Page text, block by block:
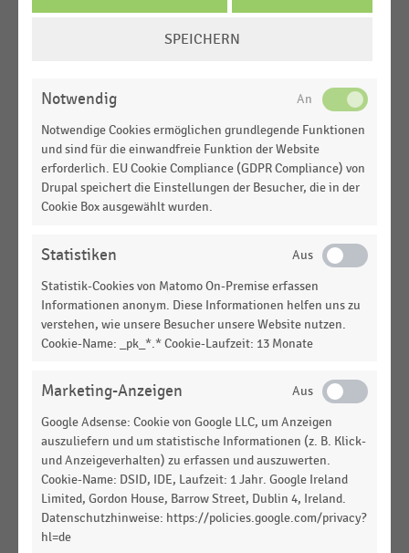
DEUTSCHSPRACHIGER EINZELHANDEL|STATISTIK
Wichtigste Auswahlkriterien bei Kassensoftware
DEUTSCHSPRACHIGER EINZELHANDEL INFOGRAFIK
Anstehende IT-Projekte im Handel in den nächsten
zwei Jahren
HANDELSTHEMEN
Technologie-Trends im Handel
STATISTIK
Funktionen mobiler Devices der Mitarbeiter:innen
im Handel (2025)
DEUTSCHSPRACHIGER EINZELHANDEL| STATISTIK
Services im Handel auf Mobile Devices der
DEUTSCHSPRACHIGER EINZELHANDEL |STATISTIK
im Handel (2023)
DEUTSCHSPRACHIGER EINZELHANDEL
Wichtige IT-Projekte im Lebensmitteleinzelhandel
und im Modehandel (2021)
MEHR ANZEIGEN
SPEICHERN
Notwendig
Notwendige Cookies ermöglichen grundlegende Funktionen
und sind für die einwandfreie Funktion der Website
erforderlich. EU Cookie Compliance (GDPR Compliance) von
Drupal speichert die Einstellungen der Besucher, die in der
Cookie Box ausgewählt wurden.
Statistiken
Statistik-Cookies von Matomo On-Premise erfassen
Informationen anonym. Diese Informationen helfen uns zu
verstehen, wie unsere Besucher unsere Website nutzen.
Cookie-Name: _pk_*.* Cookie-Laufzeit: 13 Monate
Marketing-Anzeigen
Google Adsense: Cookie von Google LLC, um Anzeigen
auszuliefern und um statistische Informationen (z. B. Klick-
und Anzeigeverhalten) zu erfassen und auszuwerten.
Cookie-Name: DSID, IDE, Laufzeit: 1 Jahr. Google Ireland
Limited, Gordon House, Barrow Street, Dublin 4, Ireland.
Datenschutzhinweise: https://policies.google.com/privacy?
hl=de